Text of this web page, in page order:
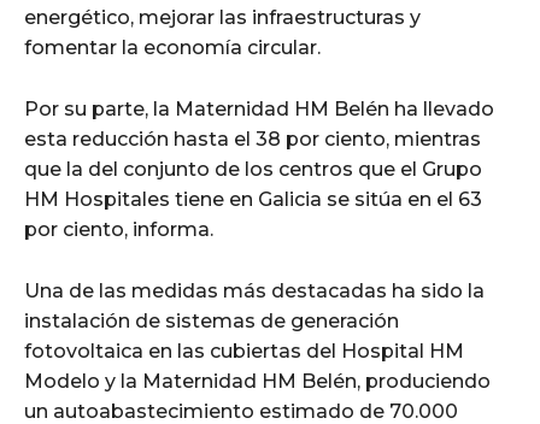
energético, mejorar las infraestructuras y
fomentar la economía circular.
Por su parte, la Maternidad HM Belén ha llevado
esta reducción hasta el 38 por ciento, mientras
que la del conjunto de los centros que el Grupo
HM Hospitales tiene en Galicia se sitúa en el 63
por ciento, informa.
Una de las medidas más destacadas ha sido la
instalación de sistemas de generación
fotovoltaica en las cubiertas del Hospital HM
Modelo y la Maternidad HM Belén, produciendo
un autoabastecimiento estimado de 70.000